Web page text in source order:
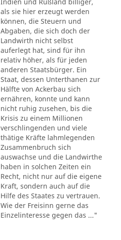
als sie hier erzeugt werden
können, die Steuern und
Abgaben, die sich doch der
Landwirth nicht selbst
auferlegt hat, sind für ihn
relativ höher, als für jeden
anderen Staatsbürger. Ein
Staat, dessen Unterthanen zur
Hälfte von Ackerbau sich
ernähren, konnte und kann
nicht ruhig zusehen, bis die
Krisis zu einem Millionen
verschlingenden und viele
thätige Kräfte lahmlegenden
Zusammenbruch sich
auswachse und die Landwirthe
haben in solchen Zeiten ein
Recht, nicht nur auf die eigene
Kraft, sondern auch auf die
Hilfe des Staates zu vertrauen.
Wie der Freisinn gerne das
Einzelinteresse gegen das ..."